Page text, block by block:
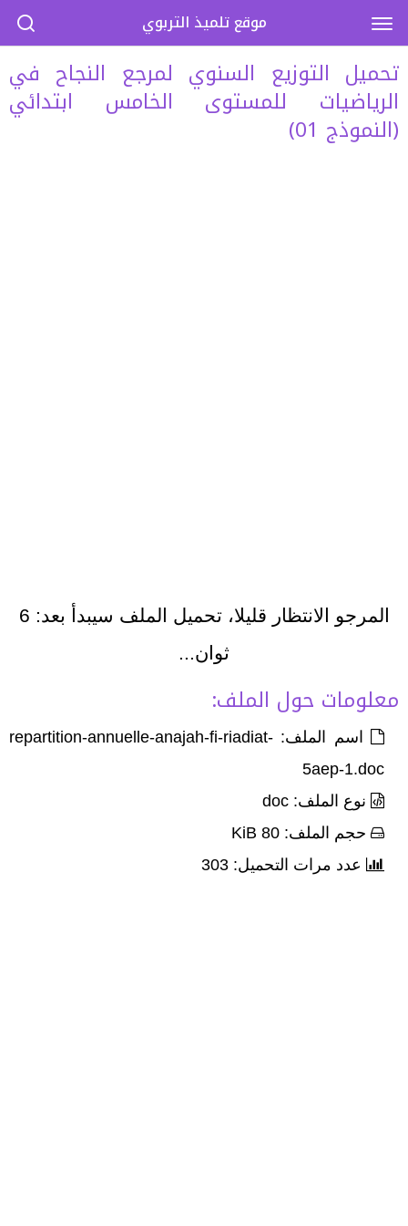
تحميل التوزيع السنوي لمرجع النجاح في
الرياضيات للمستوى الخامس ابتدائي
(النموذج 01)
المرجو الانتظار قليلا، تحميل الملف سيبدأ بعد: 6
ثوان...
معلومات حول الملف:
اسم الملف: repartition-annuelle-anajah-fi-riadiat-
5aep-1.doc
نوع الملف: doc
حجم الملف: 80 KiB
عدد مرات التحميل: 303
موقع تلميذ التربوي